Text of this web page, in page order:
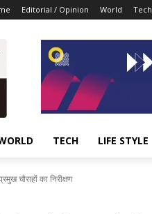
Editorial / Opinion World Tech
TECH LIFE STYLE
चौराहों का निरीक्षण